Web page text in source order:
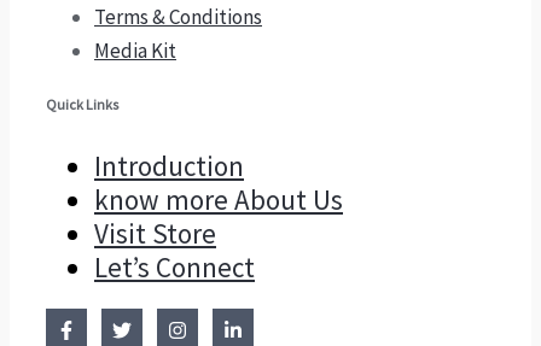
Terms & Conditions
Media Kit
Quick Links
Introduction
know more About Us
Visit Store
Let’s Connect